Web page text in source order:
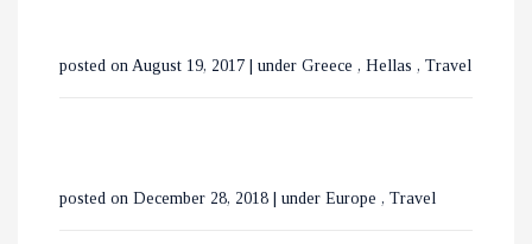
posted on August 19, 2017 under Greece , Hellas , Travel
posted on December 28, 2018 under Europe , Travel